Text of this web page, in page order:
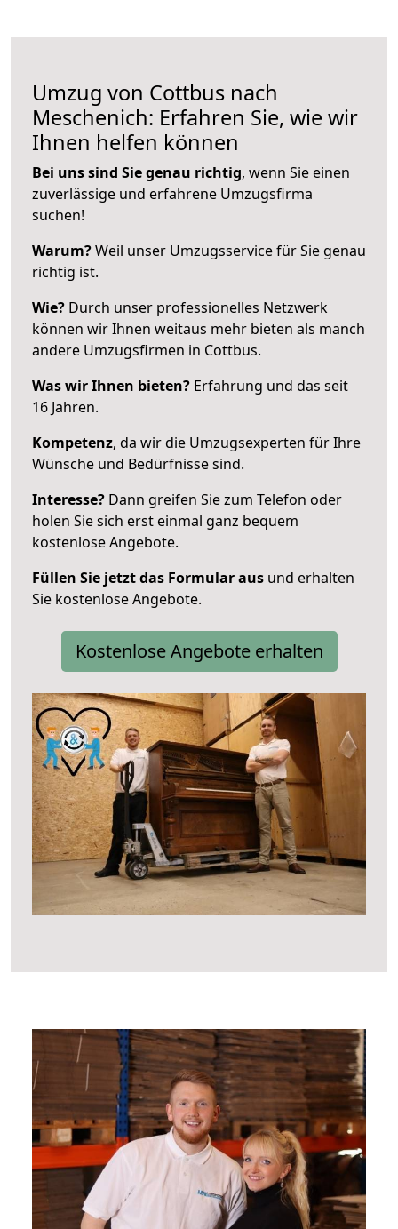
Umzug von Cottbus nach
Meschenich: Erfahren Sie, wie wir
Ihnen helfen können
Bei uns sind Sie genau richtig, wenn Sie einen
zuverlässige und erfahrene Umzugsfirma
suchen!
Warum?Weil unser Umzugsservice für Sie genau
richtig ist.
Wie? Durch unser professionelles Netzwerk
können wir Ihnen weitaus mehr bieten als manch
andere Umzugsfirmen in Cottbus.
Was wir Ihnen bieten? Erfahrung und das seit
16 Jahren.
Kompetenz, da wir die Umzugsexperten für Ihre
Wünsche und Bedürfnisse sind.
Interesse? Dann greifen Sie zum Telefon oder
holen Sie sich erst einmal ganz bequem
kostenlose Angebote.
Füllen Sie jetzt das Formular aus und erhalten
Sie kostenlose Angebote.
Kostenlose Angebote erhalten